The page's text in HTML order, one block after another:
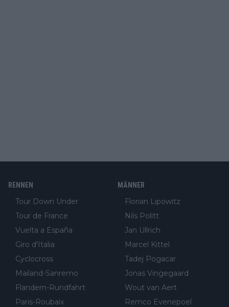
RENNEN
Tour Down Under
Tour de France
Vuelta a España
Giro d'Italia
Cyclocross
Mailand-Sanremo
Flandern-Rundfahrt
Paris-Roubaix
MÄNNER
Florian Lipowitz
Nils Politt
Jan Ullrich
Marcel Kittel
Tadej Pogacar
Jonas Vingegaard
Wout van Aert
Remco Evenepoel